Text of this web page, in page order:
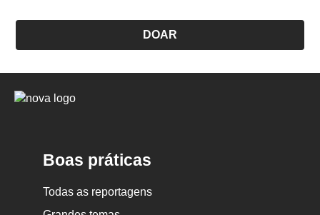
DOAR
Logo
Boas práticas
Todas as reportagens